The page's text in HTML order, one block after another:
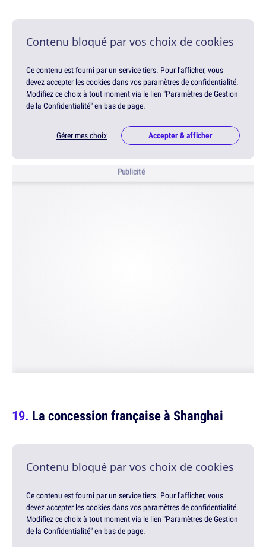
Contenu bloqué par vos choix de cookies
Ce contenu est fourni par un service tiers. Pour l'afficher, vous
devez accepter les cookies dans vos paramètres de confidentialité.
Modifiez ce choix à tout moment via le lien "Paramètres de Gestion
de la Confidentialité" en bas de page.
Gérer mes choix Accepter & afficher
Publicité
La concession française à Shanghai
Contenu bloqué par vos choix de cookies
Ce contenu est fourni par un service tiers. Pour l'afficher, vous
devez accepter les cookies dans vos paramètres de confidentialité.
Modifiez ce choix à tout moment via le lien "Paramètres de Gestion
de la Confidentialité" en bas de page.